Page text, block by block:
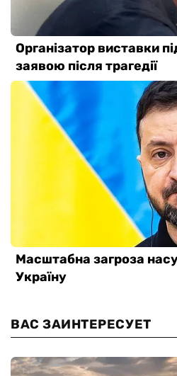
ВАС ЗАИНТЕРЕСУЕТ